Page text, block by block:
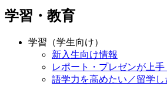
学習・教育
学習（学生向け）
新入生向け情報
レポート・プレゼンが上
語学力を高めたい／留学し